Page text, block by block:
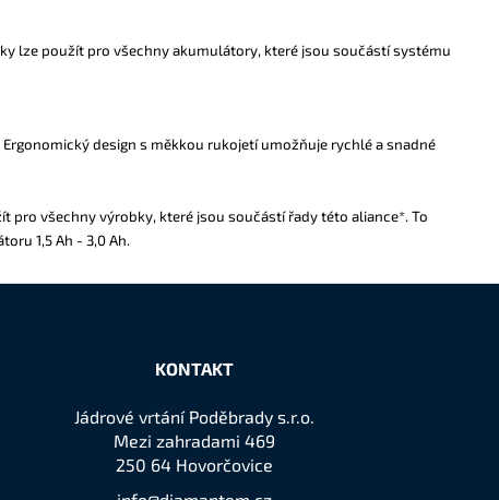
lze použít pro všechny akumulátory, které jsou součástí systému
design s měkkou rukojetí umožňuje rychlé a snadné
pro všechny výrobky, které jsou součástí řady této aliance*. To
1,5 Ah - 3,0 Ah.
KONTAKT
Jádrové vrtání Poděbrady s.r.o.
Mezi zahradami 469
250 64 Hovorčovice